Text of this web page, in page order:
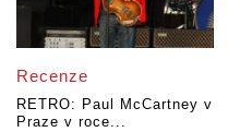
Recenze
RETRO: Paul McCartney v
Praze v roce...